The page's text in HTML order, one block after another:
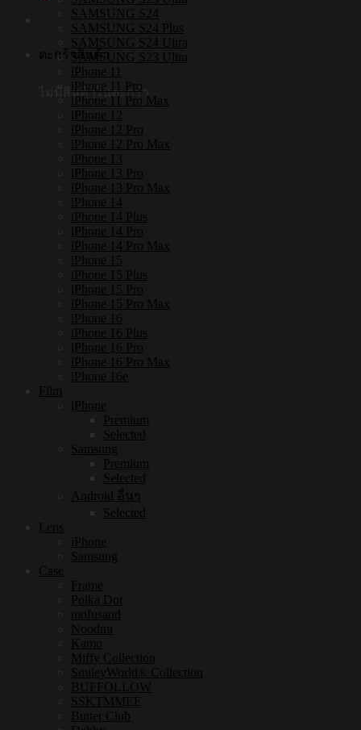
ตะกร้าสินค้า
ไม่มีสินค้าในตะกร้า
SAMSUNG S24
SAMSUNG S24 Plus
SAMSUNG S24 Ultra
SAMSUNG S23 Ultra
iPhone 11
iPhone 11 Pro
iPhone 11 Pro Max
iPhone 12
iPhone 12 Pro
iPhone 12 Pro Max
iPhone 13
iPhone 13 Pro
iPhone 13 Pro Max
iPhone 14
iPhone 14 Plus
iPhone 14 Pro
iPhone 14 Pro Max
iPhone 15
iPhone 15 Plus
iPhone 15 Pro
iPhone 15 Pro Max
iPhone 16
iPhone 16 Plus
iPhone 16 Pro
iPhone 16 Pro Max
iPhone 16e
Film
iPhone
Premium
Selected
Samsung
Premium
Selected
Android อื่นๆ
Selected
Lens
iPhone
Samsung
Case
Frame
Polka Dot
mofusand
Noodmi
Kamo
Miffy Collection
SmileyWorld® Collection
BUFFOLLOW
SSKTMMEE
Butter Club